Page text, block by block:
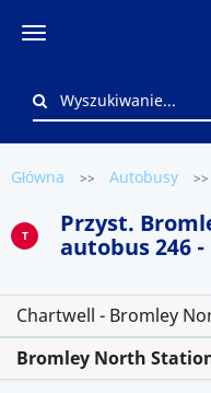
Główna >> Autobusy >>
T
Przyst.
autobus 246
Chartwell - Bromley
Bromley North